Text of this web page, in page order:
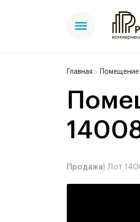
Главная
Помещение на Нижегородской, 71 м², лот -
Продажа | Лот